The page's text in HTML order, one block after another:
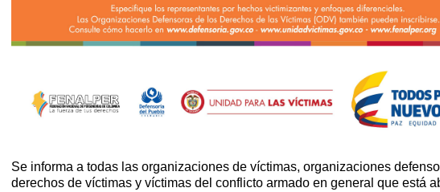
Se informa a todas las organizaciones de víctimas, organizaciones
derechos de víctimas y víctimas del conflicto armado en general que está